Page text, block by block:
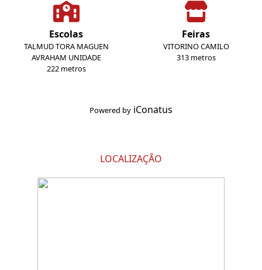
Escolas
TALMUD TORA MAGUEN
AVRAHAM UNIDADE
222 metros
Feiras
VITORINO CAMILO
313 metros
Powered by iConatus
LOCALIZAÇÃO